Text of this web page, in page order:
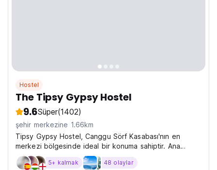
Hostel
The Tipsy Gypsy Hostel
9.6Süper(1402)
şehir merkezine 1.66km
Tipsy Gypsy Hostel, Canggu Sörf Kasabası'nın en
merkezi bölgesinde ideal bir konuma sahiptir. Ana
Canggu sörf plajlarına 7 dakikalık yürüme mesafesinde,
ana bar/restoran ve plaj kulüplerine yürüme mesafesi.
5+ kalmak 48 olaylar